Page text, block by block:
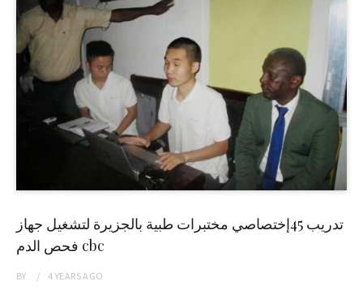
تدريب 45إختصاصي مختبرات طبية بالجزيرة لتشغيل جهاز
فحص الدم cbc
BY 4 YEARSAGO